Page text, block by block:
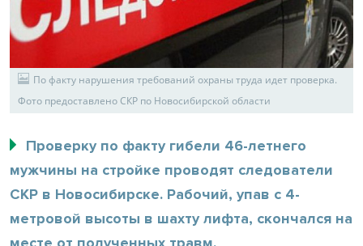
По факту нарушения требований охраны труда идет проверка.
Фото предоставлено СКР по Новосибирской области
Проверку по факту гибели 46-летнего
мужчины на стройке проводят следователи
СКР в Новосибирске. Рабочий, упав с 4-
метровой высоты в шахту лифта, скончался на